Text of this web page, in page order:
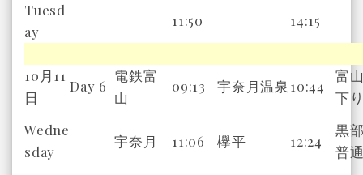
Tuesd
ay
11:50 14:15
10月11
日
Day 6
電鉄富
山
09:13 宇奈月温泉 10:44
富
下
Wedne
sday
宇奈月 11:06 欅平 12:24
黒
普